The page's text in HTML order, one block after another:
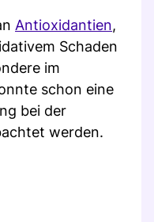
Antioxidantien,
Schaden
im
schon eine
bei der
werden.